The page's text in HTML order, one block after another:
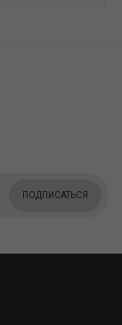
ПОДПИСАТЬСЯ